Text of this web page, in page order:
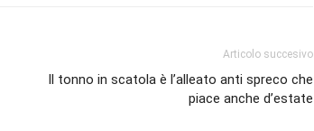
Articolo succesivo
Il tonno in scatola è l’alleato anti spreco che
piace anche d’estate